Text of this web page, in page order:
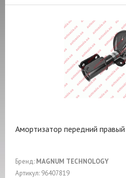
Амортизатор передний правый
Бренд: MAGNUM TECHNOLOGY
Артикул: 96407819